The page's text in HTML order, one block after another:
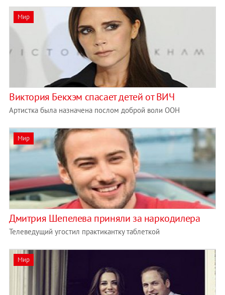
Мир
Виктория Бекхэм спасает детей от ВИЧ
Артистка была назначена послом доброй воли ООН
Мир
Дмитрия Шепелева приняли за наркодилера
Телеведущий угостил практикантку таблеткой
Мир